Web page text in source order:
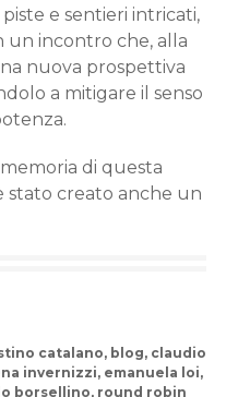
e sentieri intricati,
un incontro che, alla
nuova prospettiva
a mitigare il senso
di questa
stato creato anche un
catalano, blog, claudio
invernizzi, emanuela loi,
borsellino, round robin